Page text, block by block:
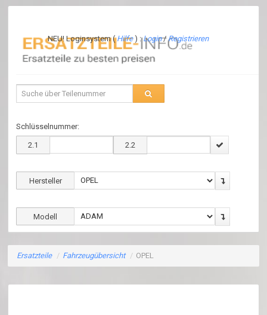
NEU! Loginsystem (Hilfe) :Login/Registrieren
Schlüsselnummer:
2.1 2.2
Hersteller
Modell
Ersatzteile / Fahrzeugübersicht / OPEL